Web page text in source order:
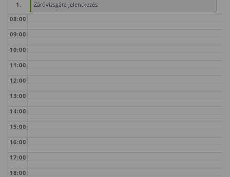
1.
Záróvizsgára jelentkezés
08:00
09:00
10:00
11:00
12:00
13:00
14:00
15:00
16:00
17:00
18:00